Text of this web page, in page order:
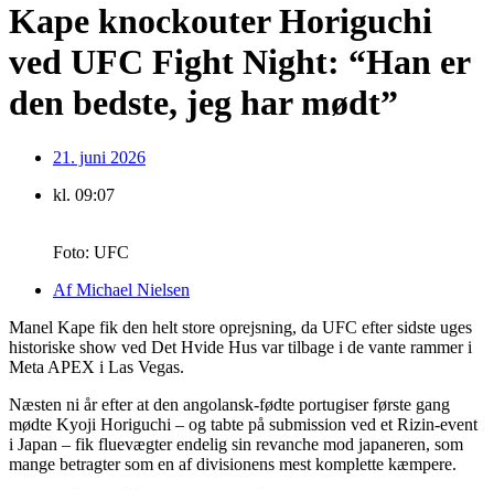
Kape knockouter Horiguchi
ved UFC Fight Night: “Han er
den bedste, jeg har mødt”
21. juni 2026
kl. 09:07
Foto: UFC
AfMichael Nielsen
Manel Kape fik den helt store oprejsning, da UFC efter sidste uges
historiske show ved Det Hvide Hus var tilbage i de vante rammer i
Meta APEX i Las Vegas.
Næsten ni år efter at den angolansk-fødte portugiser første gang
mødte Kyoji Horiguchi – og tabte på submission ved et Rizin-event
i Japan – fik fluevægter endelig sin revanche mod japaneren, som
mange betragter som en af divisionens mest komplette kæmpere.